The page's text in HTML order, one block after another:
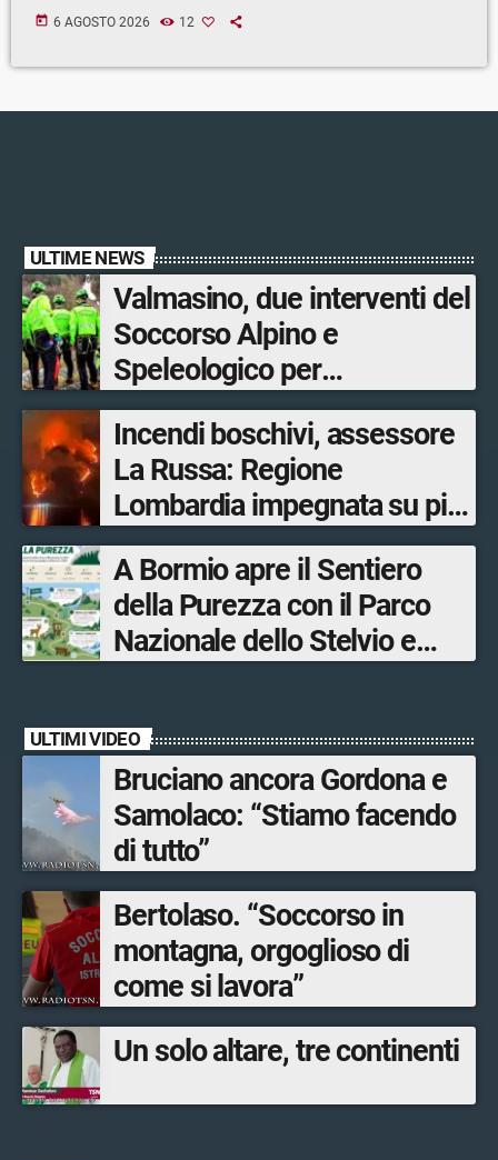
today 6 AGOSTO 2026 12
ULTIME NEWS
Valmasino, due interventi del
Soccorso Alpino e
Speleologico per
escursionisti in difficoltà
Incendi boschivi, assessore
La Russa: Regione
Lombardia impegnata su più
fronti, 48 volontari coinvolti
tra le province di Lecco,
Sondrio, Milano e Como
A Bormio apre il Sentiero
della Purezza con il Parco
Nazionale dello Stelvio e
ULTIMI VIDEO
Bruciano ancora Gordona e
Samolaco: “Stiamo facendo
di tutto”
Bertolaso. “Soccorso in
montagna, orgoglioso di
come si lavora”
Un solo altare, tre continenti